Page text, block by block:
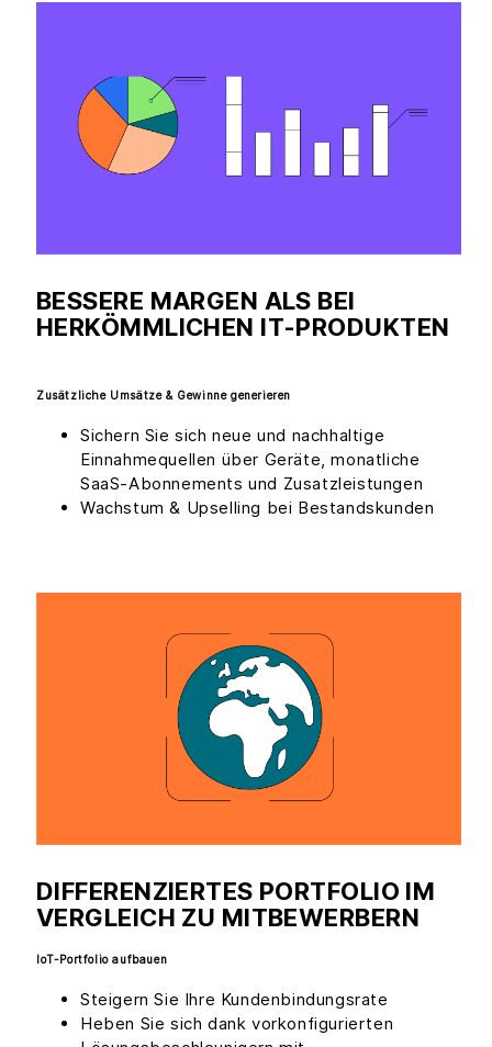
BESSERE MARGEN ALS BEI
HERKÖMMLICHEN IT-PRODUKTEN
Zusätzliche Umsätze & Gewinne generieren
Sichern Sie sich neue und nachhaltige
Einnahmequellen über Geräte, monatliche
SaaS-Abonnements und Zusatzleistungen
Wachstum & Upselling bei Bestandskunden
DIFFERENZIERTES PORTFOLIO IM
VERGLEICH ZU MITBEWERBERN
IoT-Portfolio aufbauen
Steigern Sie Ihre Kundenbindungsrate
Heben Sie sich dank vorkonfigurierten